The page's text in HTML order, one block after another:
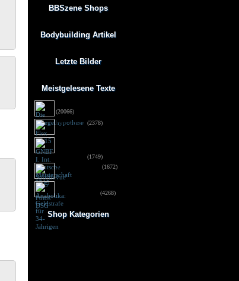
BBSzene Shops
Bodybuilding Artikel
Letzte Bilder
Meistgelesene Texte
(20066)
Flex 05/15 (2378)
(1749)
Sportrevue 6/15 (1672)
für 34-Jährigen
(4268)
Shop Kategorien
Frauen Fitness